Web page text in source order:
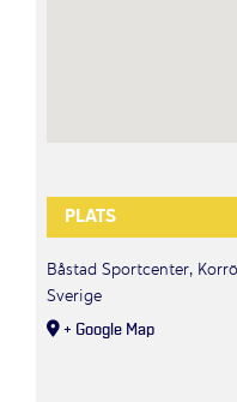
PLATS
Båstad Sportcenter,
Sverige
+ Google Map